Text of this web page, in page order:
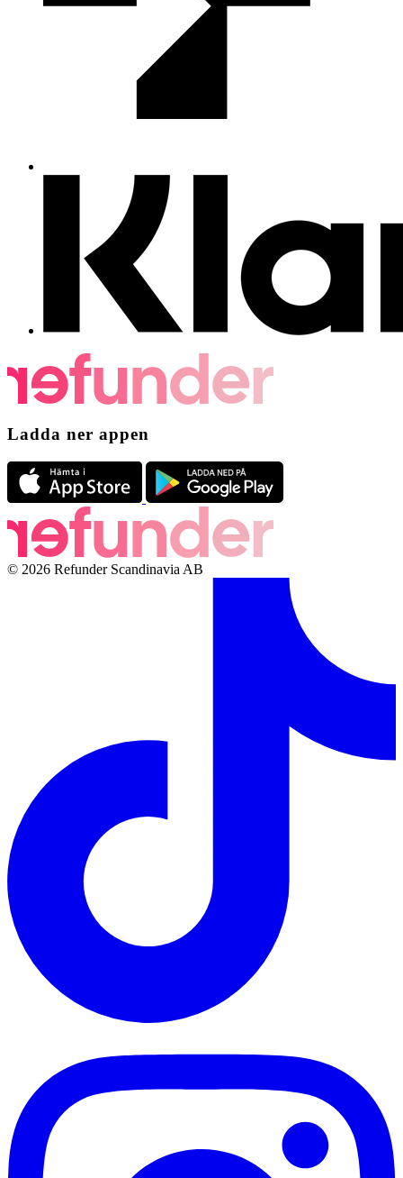
Ladda ner appen
© 2026 Refunder Scandinavia AB